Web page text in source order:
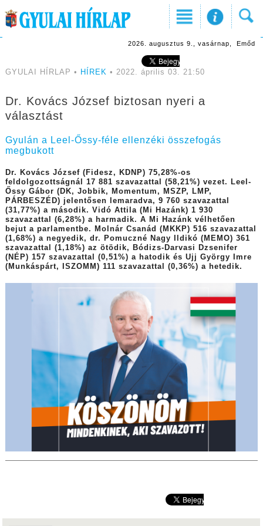
2026. augusztus 9., vasárnap, Emőd
GYULAI HÍRLAP • HÍREK • 2022. április 03. 21:50
Dr. Kovács József biztosan nyeri a
választást
Gyulán a Leel-Őssy-féle ellenzéki összefogás
megbukott
Dr. Kovács József (Fidesz, KDNP) 75,28%-os
feldolgozottságnál 17 881 szavazattal (58,21%) vezet. Leel-
Őssy Gábor (DK, Jobbik, Momentum, MSZP, LMP,
PÁRBESZÉD) jelentősen lemaradva, 9 760 szavazattal
(31,77%) a második. Vidó Attila (Mi Hazánk) 1 930
szavazattal (6,28%) a harmadik. A Mi Hazánk vélhetően
bejut a parlamentbe. Molnár Csanád (MKKP) 516 szavazattal
(1,68%) a negyedik, dr. Pomuczné Nagy Ildikó (MEMO) 361
szavazattal (1,18%) az ötödik, Bódizs-Darvasi Dzsenifer
(NÉP) 157 szavazattal (0,51%) a hatodik és Ujj György Imre
(Munkáspárt, ISZOMM) 111 szavazattal (0,36%) a hetedik.